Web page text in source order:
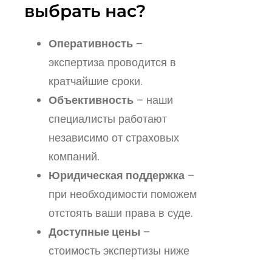
выбрать нас?
Оперативность –
экспертиза проводится в
кратчайшие сроки.
Объективность – наши
специалисты работают
независимо от страховых
компаний.
Юридическая поддержка –
при необходимости поможем
отстоять ваши права в суде.
Доступные цены –
стоимость экспертизы ниже